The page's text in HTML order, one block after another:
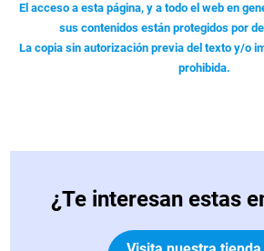
El acceso a esta página, y a todo el web en
sus contenidos están protegidos por
La copia sin autorización previa del texto y/o
prohibida.
¿Te interesan estas